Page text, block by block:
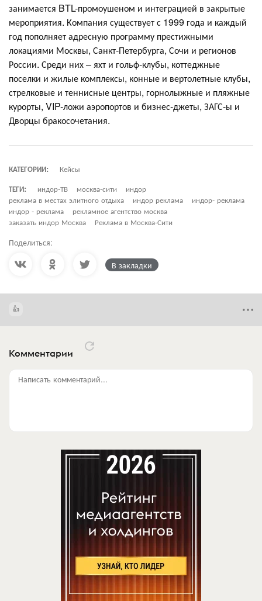
занимается BTL-промоушеном и интеграцией в закрытые
мероприятия. Компания существует с 1999 года и каждый
год пополняет адресную программу престижными
локациями Москвы, Санкт-Петербурга, Сочи и регионов
России. Среди них – яхт и гольф-клубы, коттеджные
поселки и жилые комплексы, конные и вертолетные клубы,
стрелковые и теннисные центры, горнолыжные и пляжные
курорты, VIP-ложи аэропортов и бизнес-джеты, ЗАГС-ы и
Дворцы бракосочетания.
КАТЕГОРИИ:
Кейсы
ТЕГИ:
индор-ТВ москва-сити
индор
реклама в местах элитного отдыха
индор реклама
индор- реклама
индор - реклама
рекламное агентство москва
заказать индор Москва
Реклама в Москва-Сити
Поделиться:
В закладки
Комментарии
Написать комментарий...